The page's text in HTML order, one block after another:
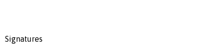
Signatures